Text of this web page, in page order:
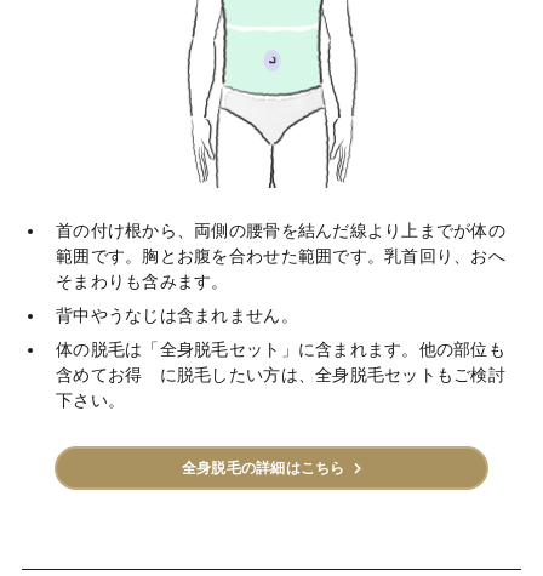
首の付け根から、両側の腰骨を結んだ線より上までが体の
範囲です。胸とお腹を合わせた範囲です。乳首回り、おへ
そまわりも含みます。
背中やうなじは含まれません。
体の脱毛は「全身脱毛セット」に含まれます。他の部位も
含めてお得 に脱毛したい方は、全身脱毛セットもご検討
下さい。
全身脱毛の詳細はこちら